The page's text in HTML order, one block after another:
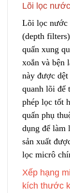
Lõi lọc
Lõi lọc nước
(depth
quấn xung
xoắn và bện
này được
quanh lõi để
phép lọc tốt
quấn phụ
dụng để làm
sản xuất
lọc micrô
Xếp hạng
kích thước